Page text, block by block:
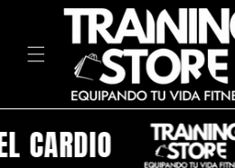
directamente
al contenido